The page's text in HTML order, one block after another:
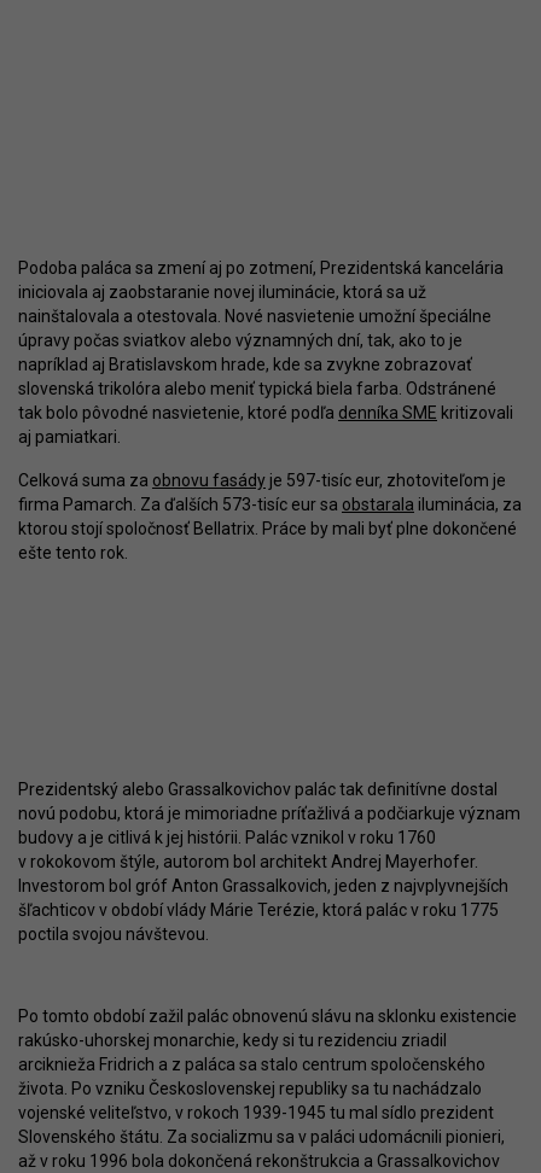
Podoba paláca sa zmení aj po zotmení, Prezidentská kancelária
iniciovala aj zaobstaranie novej iluminácie, ktorá sa už
nainštalovala a otestovala. Nové nasvietenie umožní špeciálne
úpravy počas sviatkov alebo významných dní, tak, ako to je
napríklad aj Bratislavskom hrade, kde sa zvykne zobrazovať
slovenská trikolóra alebo meniť typická biela farba. Odstránené
tak bolo pôvodné nasvietenie, ktoré podľa denníka SME kritizovali
aj pamiatkari.
Celková suma za obnovu fasády je 597-tisíc eur, zhotoviteľom je
firma Pamarch. Za ďalších 573-tisíc eur sa obstarala iluminácia, za
ktorou stojí spoločnosť Bellatrix. Práce by mali byť plne dokončené
ešte tento rok.
Prezidentský alebo Grassalkovichov palác tak definitívne dostal
novú podobu, ktorá je mimoriadne príťažlivá a podčiarkuje význam
budovy a je citlivá k jej histórii. Palác vznikol v roku 1760
v rokokovom štýle, autorom bol architekt Andrej Mayerhofer.
Investorom bol gróf Anton Grassalkovich, jeden z najvplyvnejších
šľachticov v období vlády Márie Terézie, ktorá palác v roku 1775
poctila svojou návštevou.
Po tomto období zažil palác obnovenú slávu na sklonku existencie
rakúsko-uhorskej monarchie, kedy si tu rezidenciu zriadil
arciknieža Fridrich a z paláca sa stalo centrum spoločenského
života. Po vzniku Československej republiky sa tu nachádzalo
vojenské veliteľstvo, v rokoch 1939-1945 tu mal sídlo prezident
Slovenského štátu. Za socializmu sa v paláci udomácnili pionieri,
až v roku 1996 bola dokončená rekonštrukcia a Grassalkovichov